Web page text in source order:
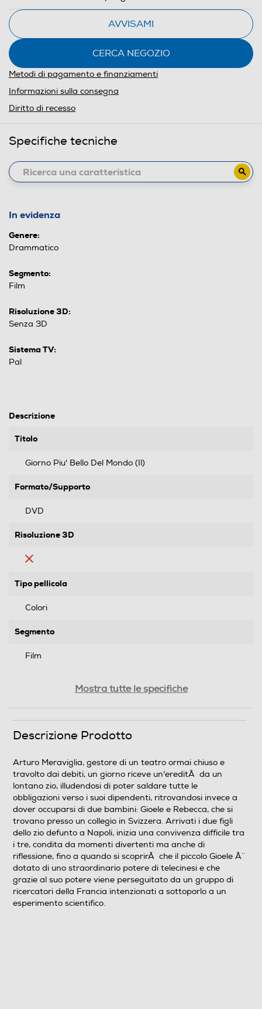
AVVISAMI
CERCA NEGOZIO
Metodi di pagamento e finanziamenti
Informazioni sulla consegna
Diritto di recesso
Specifiche tecniche
In evidenza
Genere:
Drammatico
Segmento:
Film
Risoluzione 3D:
Senza 3D
Sistema TV:
Pal
Descrizione
Titolo
Giorno Piu' Bello Del Mondo (Il)
Formato/Supporto
DVD
Risoluzione 3D
Tipo pellicola
Colori
Segmento
Film
Sistema TV
Pal
Area Geografica del articolo
Area 2 (Europa/Giappone)
N° di supporti contenuti nell'articolo
1
Mostra tutte le specifiche
Descrizione Prodotto
Arturo Meraviglia, gestore di un teatro ormai chiuso e
travolto dai debiti, un giorno riceve un'ereditÃ da un
lontano zio, illudendosi di poter saldare tutte le
obbligazioni verso i suoi dipendenti, ritrovandosi invece a
dover occuparsi di due bambini: Gioele e Rebecca, che si
trovano presso un collegio in Svizzera. Arrivati i due figli
dello zio defunto a Napoli, inizia una convivenza difficile tra
i tre, condita da momenti divertenti ma anche di
riflessione, fino a quando si scoprirÃ che il piccolo Gioele Ã¨
dotato di uno straordinario potere di telecinesi e che
grazie al suo potere viene perseguitato da un gruppo di
ricercatori della Francia intenzionati a sottoporlo a un
esperimento scientifico.